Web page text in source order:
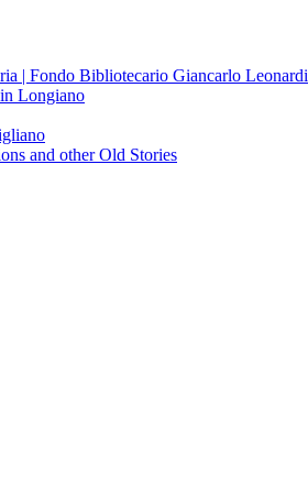
| Fondo Bibliotecario Giancarlo Leonardi
Longiano
and other Old Stories